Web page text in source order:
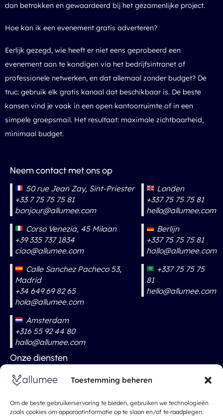
Toestemming beheren
Om de beste gebruikerservaring te bieden, gebruiken we technologieën
zoals cookies om apparaatinformatie op te slaan en/of te raadplegen.
dan betrokken en gewaardeerd bij het gezamenlijke project.
Hoe kan ik een evenement gratis adverteren?
Eerlijk gezegd, wie heeft er niet eens geprobeerd een
evenement aan te kondigen via het bedrijfsintranet of
professionele netwerken, en dat allemaal zonder budget? De
truc: gebruik elk gratis kanaal dat beschikbaar is. De beste
kansen vind je vaak in een open kantoorruimte of in een
simpele groepsmail. Het resultaat: maximale zichtbaarheid,
minimaal budget.
Neem contact met ons op
50 rue Jean Zay, Sint-Priester
+33 7 75 75 75 81
bonjour@allumee.com
Corso Venezia, 45 Milaan
+39 335 737 1834
ciao@allumee.com
Calle Sanchez Pacheco 53,
Madrid
+34 649 69 82 65
hola@allumee.com
Amsterdam
+316 55 92 44 80
hallo@allumee.com
Londen
+337 75 75 75 81
hello@allumee.com
Berlijn
+337 75 75 75 81
hallo@allumee.com
+337 75 75 75
81
hello@allumee.com
Onze diensten
bezoekers!
Droneshow voor bruiloften